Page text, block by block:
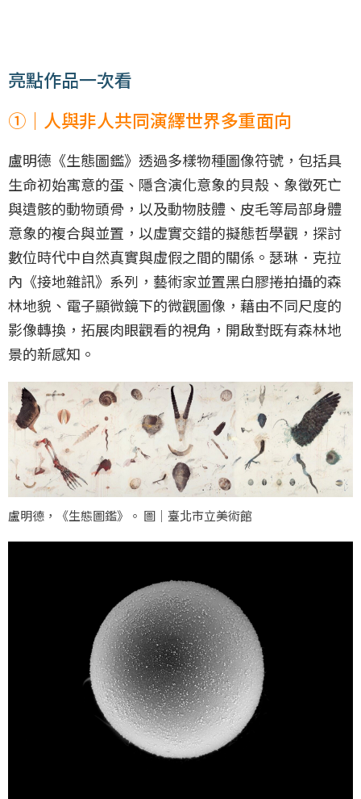
亮點作品一次看
①｜人與非人共同演繹世界多重面向
盧明德《生態圖鑑》透過多樣物種圖像符號，包括具
生命初始寓意的蛋、隱含演化意象的貝殼、象徵死亡
與遺骸的動物頭骨，以及動物肢體、皮毛等局部身體
意象的複合與並置，以虛實交錯的擬態哲學觀，探討
數位時代中自然真實與虛假之間的關係。瑟琳．克拉
內《接地雜訊》系列，藝術家並置黑白膠捲拍攝的森
林地貌、電子顯微鏡下的微觀圖像，藉由不同尺度的
影像轉換，拓展肉眼觀看的視角，開啟對既有森林地
景的新感知。
盧明德，《生態圖鑑》。 圖｜臺北市立美術館